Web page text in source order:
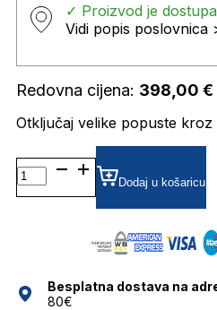
✓ Proizvod je
Vidi popis poslovnica
Redovna cijena: 398,00 €
Otključaj velike popuste
DB7122 DIOPTRIJSKI
OKVIRI
DAVID
Dodaj u košaricu
Besplatna dostava na
80€